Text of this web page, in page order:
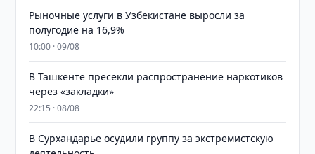
Рыночные услуги в Узбекистане выросли за
полугодие на 16,9%
10:00 · 09/08
В Ташкенте пресекли распространение наркотиков
через «закладки»
22:15 · 08/08
В Сурхандарье осудили группу за экстремистскую